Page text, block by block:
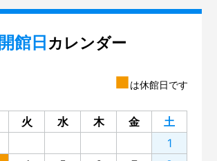
開館日 カレンダー
■は休館日です
火 水 木 金
土
1